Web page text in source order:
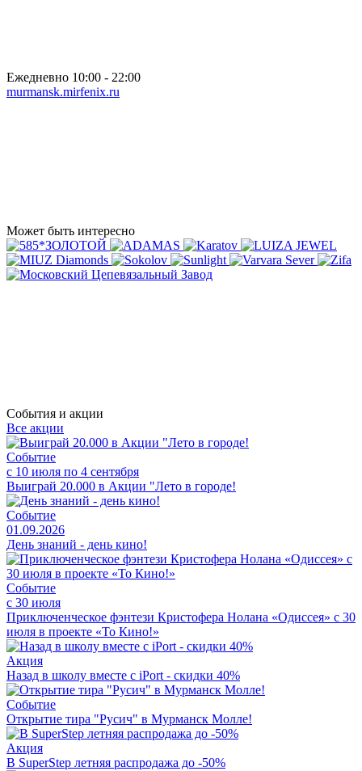
Ежедневно 10:00 - 22:00
murmansk.mirfenix.ru
Может быть интересно
События и акции
Все акции
Событие
с 10 июля по 4 сентября
Выиграй 20.000 в Акции "Лето в городе!
Событие
01.09.2026
День знаний - день кино!
Событие
с 30 июля
Приключенческое фэнтези Кристофера Нолана «Одиссея» с 30
июля в проекте «То Кино!»
Акция
Назад в школу вместе с iPort - скидки 40%
Событие
Открытие тира "Русич" в Мурманск Молле!
Акция
В SuperStep летняя распродажа до -50%